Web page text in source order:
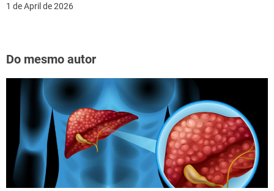
1 de April de 2026
Do mesmo autor